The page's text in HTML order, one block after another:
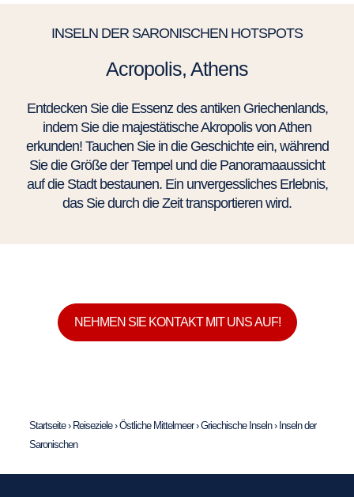
INSELN DER SARONISCHEN HOTSPOTS
Acropolis, Athens
Entdecken Sie die Essenz des antiken Griechenlands,
indem Sie die majestätische Akropolis von Athen
erkunden! Tauchen Sie in die Geschichte ein, während
Sie die Größe der Tempel und die Panoramaaussicht
auf die Stadt bestaunen. Ein unvergessliches Erlebnis,
das Sie durch die Zeit transportieren wird.
NEHMEN SIE KONTAKT MIT UNS AUF!
Startseite› Reiseziele›Östliche Mittelmeer›Griechische Inseln› Inseln der
Saronischen